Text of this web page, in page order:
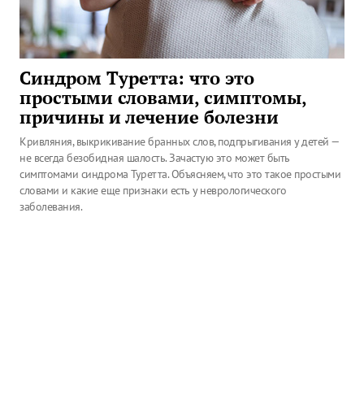
Синдром Туретта: что это
простыми словами, симптомы,
причины и лечение болезни
Кривляния, выкрикивание бранных слов, подпрыгивания у детей —
не всегда безобидная шалость. Зачастую это может быть
симптомами синдрома Туретта. Объясняем, что это такое простыми
словами и какие еще признаки есть у неврологического
заболевания.